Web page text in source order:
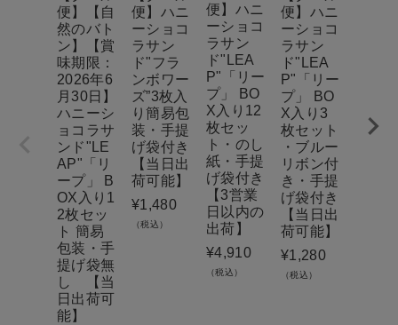
便】【自
然のバト
ン】【賞
味期限：
2026年6
月30日】
ハニーシ
ョコラサ
ンド"LE
AP"「リ
ープ」 B
OX入り1
2枚セッ
ト 簡易
包装・手
提げ袋無
し 【当
日出荷可
能】
便】ハニ
ーショコ
ラサン
ド"フラ
ンボワー
ズ”3枚入
り簡易包
装・手提
げ袋付き
【当日出
荷可能】
¥1,480
（税込）
便】ハニ
ーショコ
ラサン
ド"LEA
P"「リー
プ」 BO
X入り12
枚セッ
ト・のし
紙・手提
げ袋付き
【3営業
日以内の
出荷】
¥4,910
（税込）
便】ハニ
ーショコ
ラサン
ド"LEA
P"「リー
プ」 BO
X入り3
枚セット
・ブルー
リボン付
き・手提
げ袋付き
【当日出
荷可能】
¥1,280
（税込）
ープ